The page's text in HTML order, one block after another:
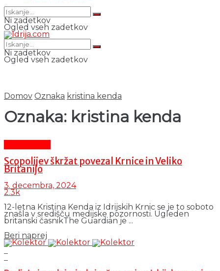
Ni zadetkov
Ogled vseh zadetkov
Ni zadetkov
Ogled vseh zadetkov
Domov Oznaka kristina kenda
Oznaka: kristina kenda
Scopolijev škržat povezal Krnice in Veliko
Britanijo
3. decembra, 2024
2.3k
12-letna Kristina Kenda iz Idrijskih Krnic se je to soboto
znašla v središču medijske pozornosti. Ugleden
britanski časnikThe Guardian je ...
Beri naprej